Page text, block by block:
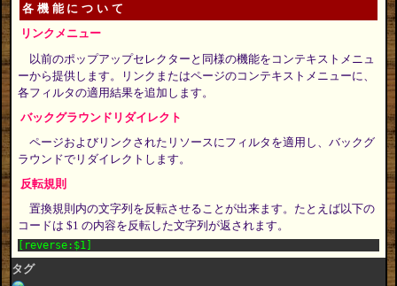
各機能について
リンクメニュー
以前のポップアップセレクターと同様の機能をコンテキストメニュ
ーから提供します。リンクまたはページのコンテキストメニューに、
各フィルタの適用結果を追加します。
バックグラウンドリダイレクト
ページおよびリンクされたリソースにフィルタを適用し、バックグ
ラウンドでリダイレクトします。
反転規則
置換規則内の文字列を反転させることが出来ます。たとえば以下の
コードは $1 の内容を反転した文字列が返されます。
[reverse:$1]
タグ